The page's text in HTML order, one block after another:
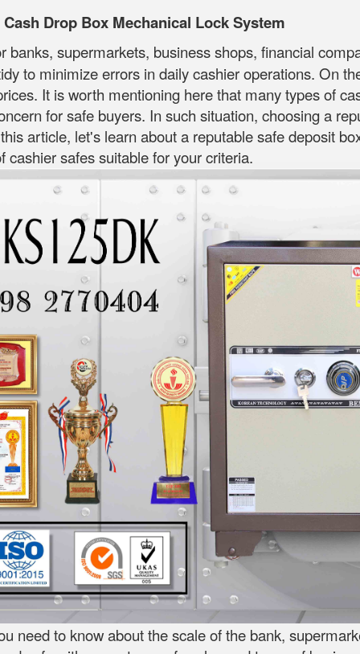
Drop Box Mechanical Lock System
banks, supermarkets, business shops, financial
to minimize errors in daily cashier operations. On
It is worth mentioning here that many types of
for safe buyers. In such situation, choosing a
article, let's learn about a reputable safe deposit
safes suitable for your criteria.
need to know about the scale of the bank,